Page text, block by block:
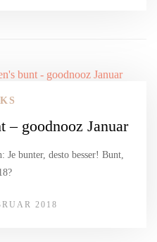
– goodnooz Januar
Je bunter, desto besser! Bunt,
2018